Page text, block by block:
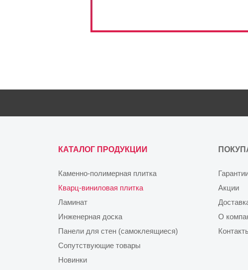
КАТАЛОГ ПРОДУКЦИИ
Каменно-полимерная плитка
Кварц-виниловая плитка
Ламинат
Инженерная доска
Панели для стен (самоклеящиеся)
Сопутствующие товары
Новинки
Акции
О